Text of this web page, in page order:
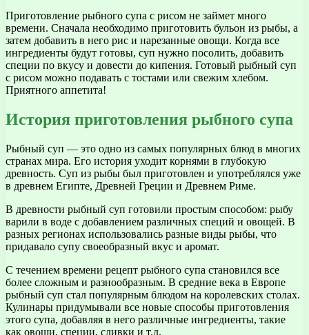
Приготовление рыбного супа с рисом не займет много
времени. Сначала необходимо приготовить бульон из рыбы, а
затем добавить в него рис и нарезанные овощи. Когда все
ингредиенты будут готовы, суп нужно посолить, добавить
специи по вкусу и довести до кипения. Готовый рыбный суп
с рисом можно подавать с тостами или свежим хлебом.
Приятного аппетита!
История приготовления рыбного супа
Рыбный суп — это одно из самых популярных блюд в многих
странах мира. Его история уходит корнями в глубокую
древность. Суп из рыбы был приготовлен и употреблялся уже
в древнем Египте, Древней Греции и Древнем Риме.
В древности рыбный суп готовили простым способом: рыбу
варили в воде с добавлением различных специй и овощей. В
разных регионах использовались разные виды рыбы, что
придавало супу своеобразный вкус и аромат.
С течением времени рецепт рыбного супа становился все
более сложным и разнообразным. В средние века в Европе
рыбный суп стал популярным блюдом на королевских столах.
Кулинары придумывали все новые способы приготовления
этого супа, добавляя в него различные ингредиенты, такие
как овощи, специи, сливки и т.д.